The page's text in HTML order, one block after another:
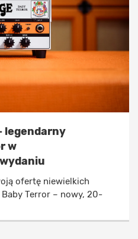
legendarny
w
ofertę niewielkich
Terror – nowy, 20-